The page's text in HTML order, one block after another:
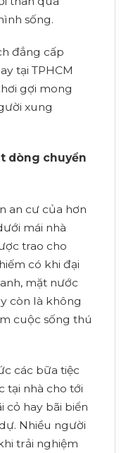
sống.
đẳng cấp
tại TPHCM
gợi mong
xung
dòng chuyển
an cư của hơn
mái nhà
trao cho
có khi đại
mặt nước
còn là không
cuộc sống thú
các bữa tiệc
tại nhà cho tới
hay bãi biển
Nhiều người
trải nghiệm